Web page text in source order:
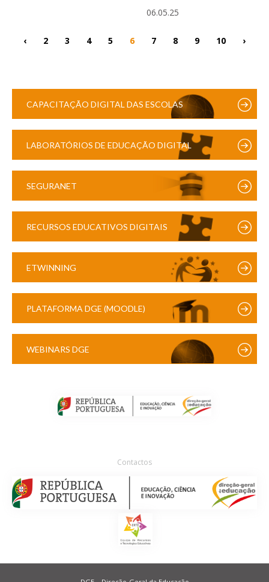
06.05.25
‹ 2 3 4 5 6 7 8 9 10 ›
CAPACITAÇÃO DIGITAL DAS ESCOLAS
LABORATÓRIOS DE EDUCAÇÃO DIGITAL
SEGURANET
RECURSOS EDUCATIVOS DIGITAIS
ETWINNING
PLATAFORMA DGE (MOODLE)
WEBINARS DGE
Contactos